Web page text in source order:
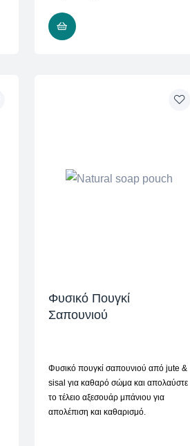
Φυσικό Πουγκί
Σαπουνιού
Φυσικό πουγκί σαπουνιού από jute &
sisal για καθαρό σώμα και απολαύστε
το τέλειο αξεσουάρ μπάνιου για
απολέπιση και καθαρισμό.